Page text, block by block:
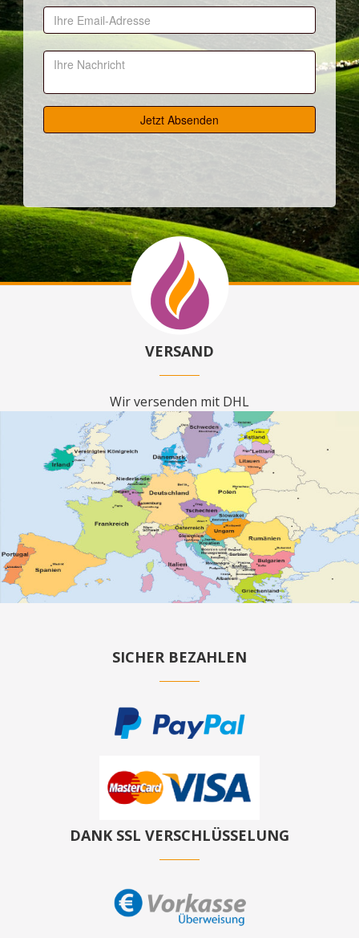
VERSAND
Wir versenden mit DHL
SICHER BEZAHLEN
DANK SSL VERSCHLÜSSELUNG